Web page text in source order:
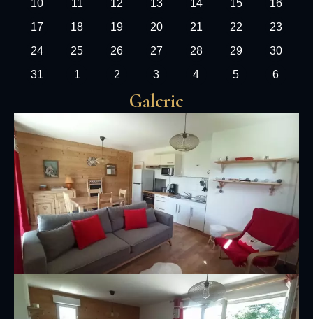
10
11 12 13 14 15
16
17
18 19 20 21 22
23
24
25 26 27 28 29
30
31
1 2 3 4 5 6
Galerie